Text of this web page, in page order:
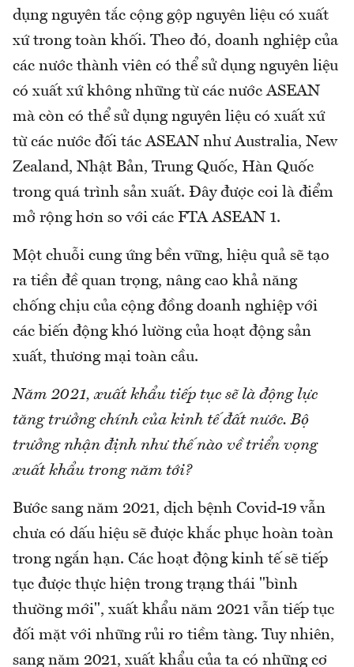
dụng nguyên tắc cộng gộp nguyên liệu có xuất
xứ trong toàn khối. Theo đó, doanh nghiệp của
các nước thành viên có thể sử dụng nguyên liệu
có xuất xứ không những từ các nước ASEAN
mà còn có thể sử dụng nguyên liệu có xuất xứ
từ các nước đối tác ASEAN như Australia, New
Zealand, Nhật Bản, Trung Quốc, Hàn Quốc
trong quá trình sản xuất. Đây được coi là điểm
mở rộng hơn so với các FTA ASEAN 1.
Một chuỗi cung ứng bền vững, hiệu quả sẽ tạo
ra tiền đề quan trọng, nâng cao khả năng
chống chịu của cộng đồng doanh nghiệp với
các biến động khó lường của hoạt động sản
xuất, thương mại toàn cầu.
Năm 2021, xuất khẩu tiếp tục sẽ là động lực
tăng trưởng chính của kinh tế đất nước. Bộ
trưởng nhận định như thế nào về triển vọng
xuất khẩu trong năm tới?
Bước sang năm 2021, dịch bệnh Covid-19 vẫn
chưa có dấu hiệu sẽ được khắc phục hoàn toàn
trong ngắn hạn. Các hoạt động kinh tế sẽ tiếp
tục được thực hiện trong trạng thái "bình
thường mới", xuất khẩu năm 2021 vẫn tiếp tục
đối mặt với những rủi ro tiềm tàng. Tuy nhiên,
sang năm 2021, xuất khẩu của ta có những cơ